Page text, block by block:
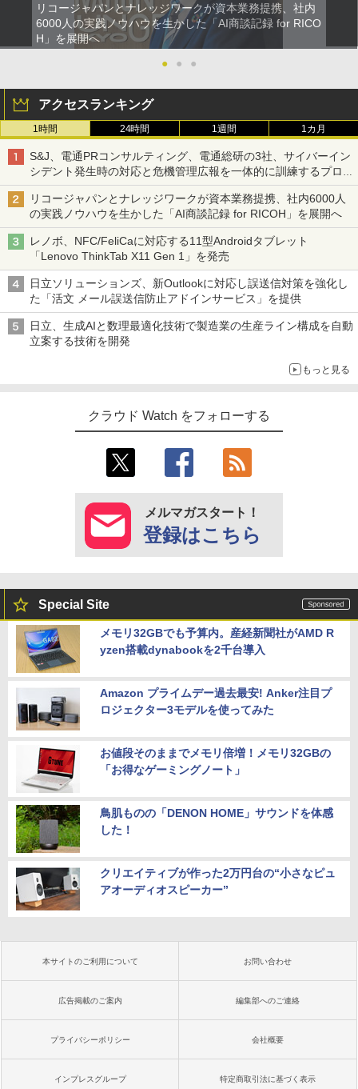
リコージャパンとナレッジワークが資本業務提携、社内
6000人の実践ノウハウを生かした「AI商談記録 for RICO
H」を展開へ
●
● ●
アクセスランキング
1時間 24時間 1週間 1カ月
S&J、電通PRコンサルティング、電通総研の3社、サイバーイン
シデント発生時の対応と危機管理広報を一体的に訓練するプログ
ラムを提供
リコージャパンとナレッジワークが資本業務提携、社内6000人
の実践ノウハウを生かした「AI商談記録 for RICOH」を展開へ
レノボ、NFC/FeliCaに対応する11型Androidタブレット
「Lenovo ThinkTab X11 Gen 1」を発売
日立ソリューションズ、新Outlookに対応し誤送信対策を強化し
た「活文 メール誤送信防止アドインサービス」を提供
日立、生成AIと数理最適化技術で製造業の生産ライン構成を自動
立案する技術を開発
もっと見る
クラウド Watch をフォローする
メルマガスタート！
登録はこちら
Special Site
メモリ32GBでも予算内。産経新聞社がAMD R
yzen搭載dynabookを2千台導入
Amazon プライムデー過去最安! Anker注目プ
ロジェクター3モデルを使ってみた
お値段そのままでメモリ倍増！メモリ32GBの
「お得なゲーミングノート」
鳥肌ものの「DENON HOME」サウンドを体感
した！
クリエイティブが作った2万円台の“小さなピュ
アオーディオスピーカー”
本サイトのご利用について お問い合わせ
広告掲載のご案内 編集部へのご連絡
プライバシーポリシー 会社概要
インプレスグループ 特定商取引法に基づく表示